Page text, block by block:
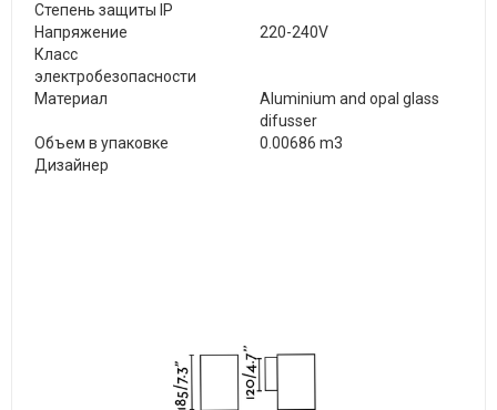
Степень защиты IP
Напряжение
220-240V
Класс
электробезопасности
Материал
Aluminium and opal glass
difusser
Объем в упаковке
0.00686 m3
Дизайнер